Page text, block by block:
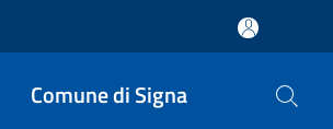
Comune di Signa